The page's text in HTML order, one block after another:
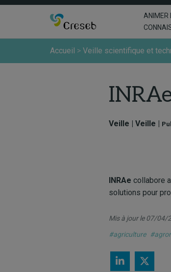
ANIMER
Accueil > Veille scientifique et
Veille | Veille |
INRAe ​​collabore
solutions pour
Mis à jour le 07/04/
#agriculture